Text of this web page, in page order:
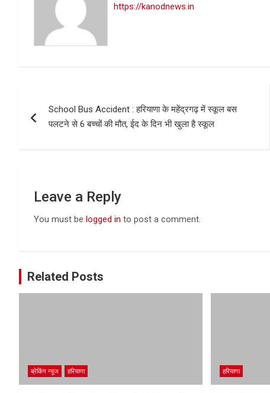
https://kanodnews.in
navigation
School Bus Accident : हरियाणा के महेंद्रगढ़ में स्कूल बस
पलटने से 6 बच्चों की मौत, ईद के दिन भी खुला है स्कूल
Leave a Reply
You must be logged in to post a comment.
Related Posts
ब्रेकिंग न्यूज हरियाणा हरियाणा